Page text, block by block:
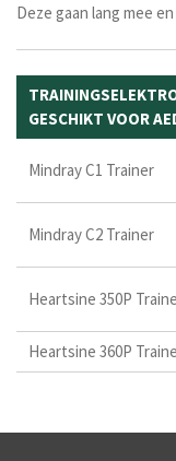
Deze gaan lang mee
GESCHIKT VOOR
Mindray C1 Trainer
Mindray C2 Trainer
Heartsine 350P
Heartsine 360P